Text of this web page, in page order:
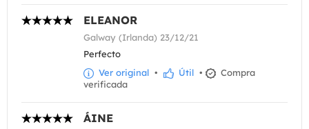
ELEANOR
Galway (Irlanda) 23/12/21
Perfecto
Ver original • Útil •
Compra
verificada
ÁINE